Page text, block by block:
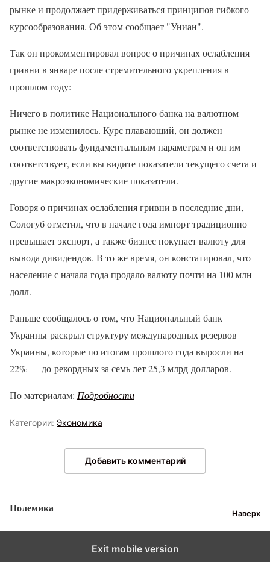
рынке и продолжает придерживаться принципов гибкого
курсообразования. Об этом сообщает "Униан".
Так он прокомментировал вопрос о причинах ослабления
гривни в январе после стремительного укрепления в
прошлом году:
Ничего в политике Национального банка на валютном
рынке не изменилось. Курс плавающий, он должен
соответствовать фундаментальным параметрам и он им
соответствует, если вы видите показатели текущего счета и
другие макроэкономические показатели.
Говоря о причинах ослабления гривни в последние дни,
Сологуб отметил, что в начале года импорт традиционно
превышает экспорт, а также бизнес покупает валюту для
вывода дивидендов. В то же время, он констатировал, что
население с начала года продало валюту почти на 100 млн
долл.
Раньше сообщалось о том, что Национальный банк
Украины раскрыл структуру международных резервов
Украины, которые по итогам прошлого года выросли на
22% — до рекордных за семь лет 25,3 млрд долларов.
По материалам: Подробности
Категории: Экономика
Добавить комментарий
Полемика Наверх
Exit mobile version